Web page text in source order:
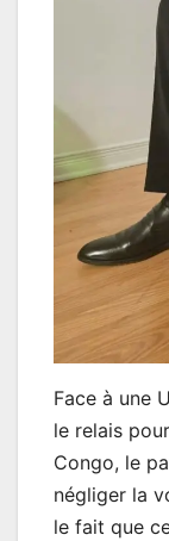
Face à une
le relais
Congo, le
négliger la
le fait que